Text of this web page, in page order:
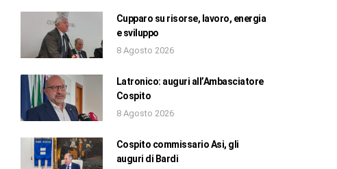
Cupparo su risorse, lavoro, energia
e sviluppo
8 Agosto 2026
Latronico: auguri all’Ambasciatore
Cospito
8 Agosto 2026
Cospito commissario Asi, gli
auguri di Bardi